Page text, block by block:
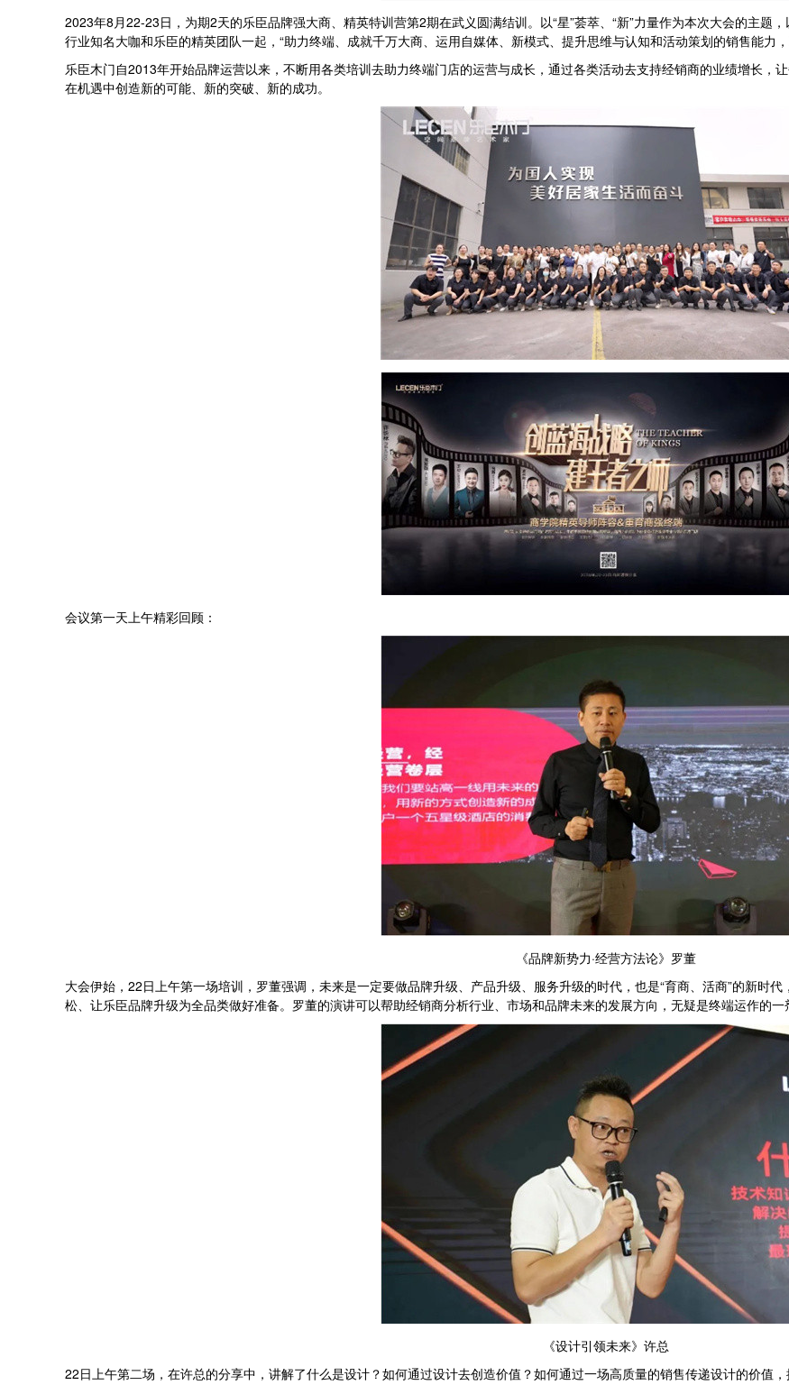
2023年8月22-23日，为期2天的乐臣品牌强大商、精英特训营第2期在武义圆满结训。以“星”荟萃、“新”力量作为本次大会的主题
行业知名大咖和乐臣的精英团队一起，“助力终端、成就千万大商、运用自媒体、新模式、提升思维与认知和活动策划的销售能力
乐臣木门自2013年开始品牌运营以来，不断用各类培训去助力终端门店的运营与成长，通过各类活动去支持经销商的业绩增长，
在机遇中创造新的可能、新的突破、新的成功。
会议第一天上午精彩回顾：
《品牌新势力·经营方法论》罗董
大会伊始，22日上午第一场培训，罗董强调，未来是一定要做品牌升级、产品升级、服务升级的时代，也是“育商、活商”的新时
松、让乐臣品牌升级为全品类做好准备。罗董的演讲可以帮助经销商分析行业、市场和品牌未来的发展方向，无疑是终端运作的一
《设计引领未来》许总
22日上午第二场，在许总的分享中，讲解了什么是设计？如何通过设计去创造价值？如何通过一场高质量的销售传递设计的价值